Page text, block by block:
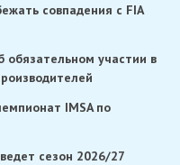
совпадения с FIA
обязательном участии в
IMSA по
сезон 2026/27